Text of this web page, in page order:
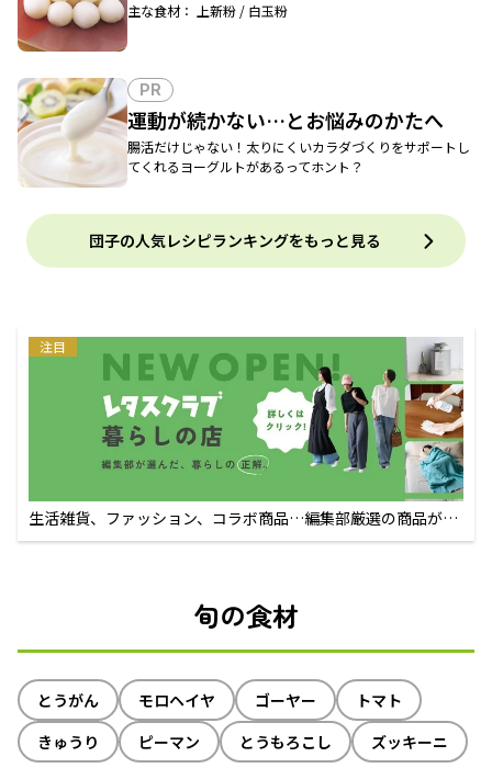
主な食材： 上新粉 / 白玉粉
PR
運動が続かない…とお悩みのかたへ
腸活だけじゃない！太りにくいカラダづくりをサポートし
てくれるヨーグルトがあるってホント？
団子の人気レシピランキングをもっと見る
注目
生活雑貨、ファッション、コラボ商品…編集部厳選の商品が買
えるECサイト
旬の食材
とうがん モロヘイヤ ゴーヤー
トマト
きゅうり
ピーマン とうもろこし ズッキーニ